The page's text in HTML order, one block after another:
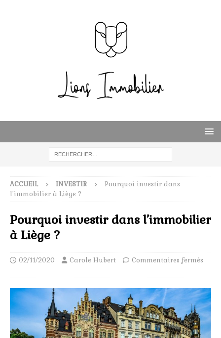
ACCUEIL INVESTIR
Pourquoi investir dans
l’immobilier à Liège ?
Pourquoi investir dans l’immobilier
à Liège ?
02/11/2020 Carole Hubert Commentaires fermés